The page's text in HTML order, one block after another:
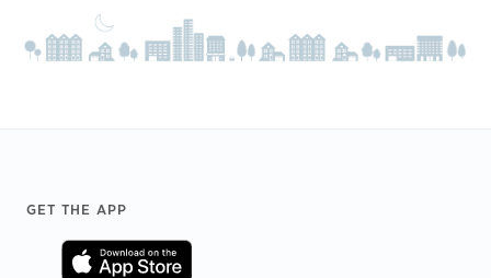
Footer
GET THE APP